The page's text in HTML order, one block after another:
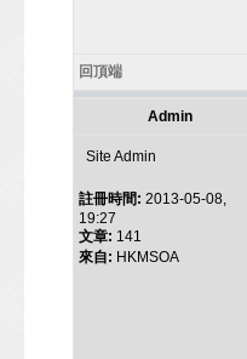
回頂端
Admin
Site Admin
註冊時間: 2013-05-08,
19:27
文章: 141
來自: HKMSOA